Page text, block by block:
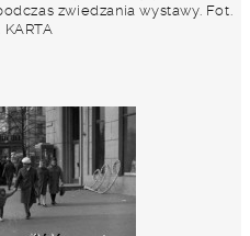
zwiedzania wystawy. Fot.